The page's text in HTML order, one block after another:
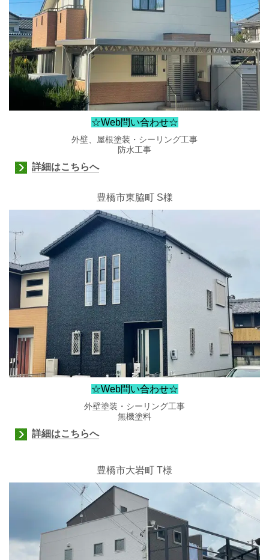
☆Web問い合わせ☆
外壁、屋根塗装・シーリング工事
防水工事
詳細はこちらへ
豊橋市東脇町 S様
☆Web問い合わせ☆
外壁塗装・シーリング工事
無機塗料
詳細はこちらへ
豊橋市大岩町 T様